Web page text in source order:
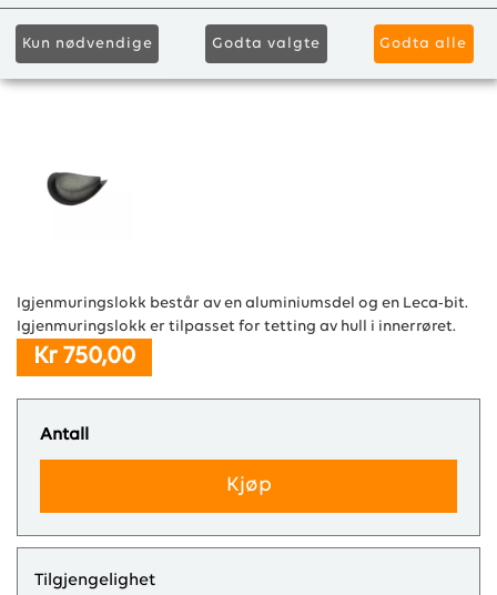
Igjenmuringslokk består av en aluminiumsdel og en Leca-bit.
Igjenmuringslokk er tilpasset for tetting av hull i innerrøret.
Kr 750,00
Antall
Kjøp
Tilgjengelighet
Kun nødvendige Godta valgte Godta alle